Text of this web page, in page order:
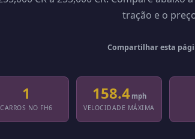
tração e o
Compartilhar esta
1
CARROS NO FH6
158.4 mph
VELOCIDADE MÁXIMA